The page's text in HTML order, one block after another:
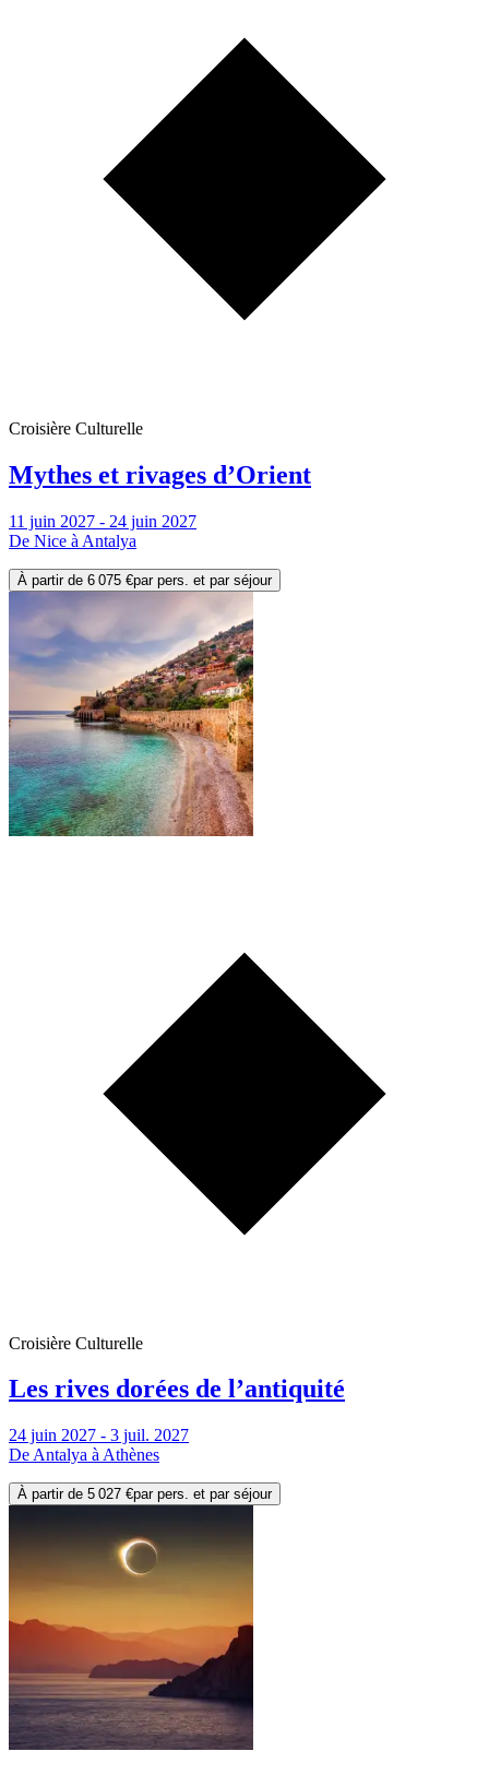
Croisière Culturelle
Mythes et rivages d’Orient
11 juin 2027 - 24 juin 2027
De Nice à Antalya
À partir de 6 075 €par pers. et par séjour
Croisière Culturelle
Les rives dorées de l’antiquité
24 juin 2027 - 3 juil. 2027
De Antalya à Athènes
À partir de 5 027 €par pers. et par séjour